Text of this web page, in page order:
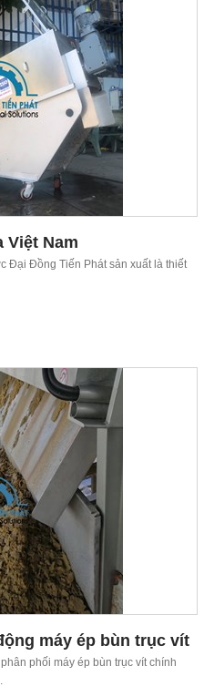
Việt Nam
Đại Đồng Tiến Phát sản xuất là thiết
máy ép bùn trục vít
phối máy ép bùn trục vít chính